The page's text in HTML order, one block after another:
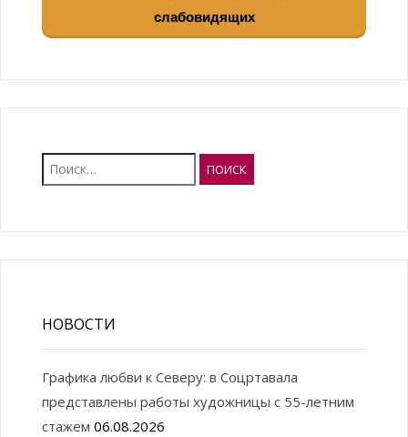
слабовидящих
Найти:
НОВОСТИ
Графика любви к Северу: в Соцртавала
представлены работы художницы с 55-летним
стажем 06.08.2026